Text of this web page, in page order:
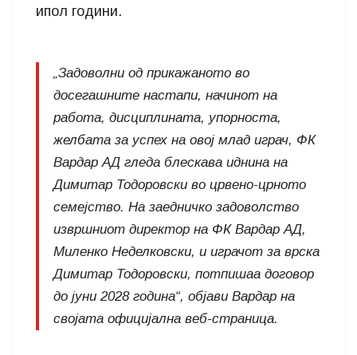
ипол години.
„Задоволни од прикажаното во
досегашните настапи, начинот на
работа, дисциплината, упорноста,
желбата за успех на овој млад играч, ФК
Вардар АД гледа блескава иднина на
Димитар Тодоровски во црвено-црното
семејство. На заедничко задоволство
извршниот директор на ФК Вардар АД,
Миленко Неделковски, и играчот за врска
Димитар Тодоровски, потпишаа договор
до јуни 2028 година“, објави Вардар на
својата официјална веб-страница.